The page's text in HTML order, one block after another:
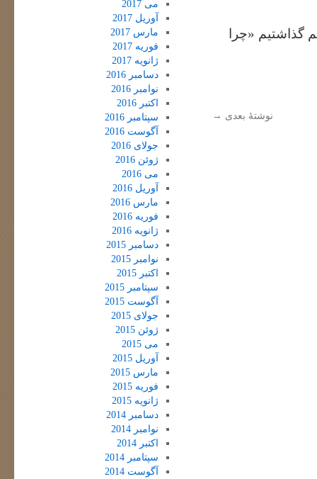
«چرا
نوشتهٔ بعدی →
می 2017
آوریل 2017
مارس 2017
فوریه 2017
ژانویه 2017
دسامبر 2016
نوامبر 2016
اکتبر 2016
سپتامبر 2016
آگوست 2016
جولای 2016
ژوئن 2016
می 2016
آوریل 2016
مارس 2016
فوریه 2016
ژانویه 2016
دسامبر 2015
نوامبر 2015
اکتبر 2015
سپتامبر 2015
آگوست 2015
جولای 2015
ژوئن 2015
می 2015
آوریل 2015
مارس 2015
فوریه 2015
ژانویه 2015
دسامبر 2014
نوامبر 2014
اکتبر 2014
سپتامبر 2014
آگوست 2014